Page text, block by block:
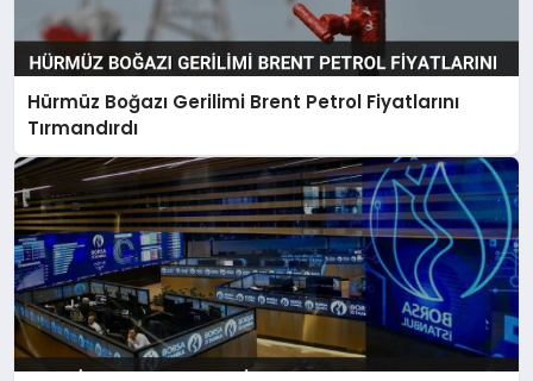
Hürmüz Boğazı Gerilimi Brent Petrol Fiyatlarını
Tırmandırdı